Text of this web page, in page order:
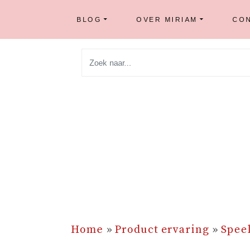
BLOG OVER MIRIAM
Home »Product ervaring »